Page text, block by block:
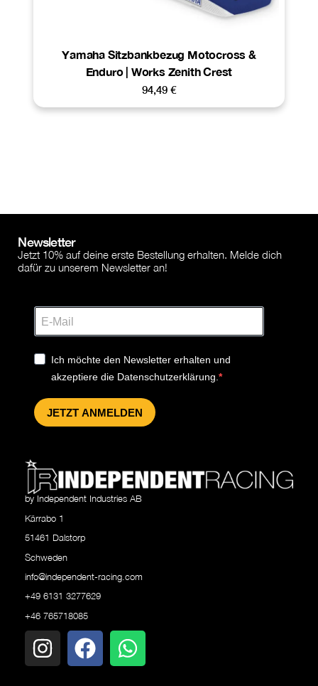
Yamaha Sitzbankbezug Motocross &
Enduro | Works Zenith Crest
94,49 €
by Independent Industries AB
Kärrabo 1
51461 Dalstorp
Schweden
info@independent-racing.com
+49 6131 3277629
+46 765718085
Newsletter
Jetzt 10% auf deine erste Bestellung erhalten. Melde dich
dafür zu unserem Newsletter an!
Ich möchte den Newsletter erhalten und
akzeptiere die Datenschutzerklärung.
JETZT ANMELDEN